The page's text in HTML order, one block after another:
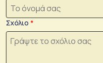
Σχόλιο